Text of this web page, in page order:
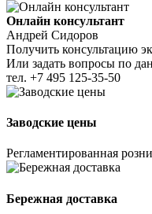
Онлайн консультант
Андрей Сидоров
Получить консультацию
Или задать вопросы по
тел. +7 495 125-35-50
Заводские цены
Регламентированная
Бережная доставка